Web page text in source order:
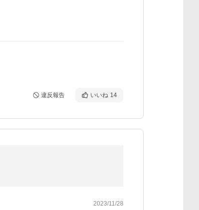
違反報告 いいね 14
2023/11/28